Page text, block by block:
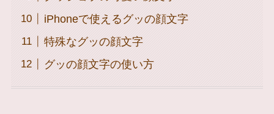
iPhoneで使えるグッの顔文字
特殊なグッの顔文字
グッの顔文字の使い方